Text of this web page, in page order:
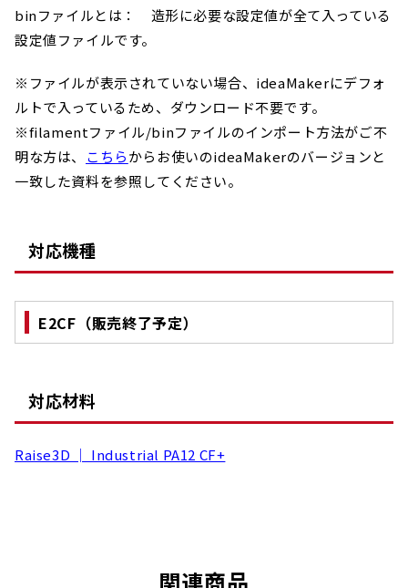
binファイルとは： 造形に必要な設定値が全て入っている
設定値ファイルです。
※ファイルが表示されていない場合、ideaMakerにデフォ
ルトで入っているため、ダウンロード不要です。
※filamentファイル/binファイルのインポート方法がご不
明な方は、 こちらからお使いのideaMakerのバージョンと
一致した資料を参照してください。
対応機種
E2CF（販売終了予定）
対応材料
Raise3D │ Industrial PA12 CF+
関連商品